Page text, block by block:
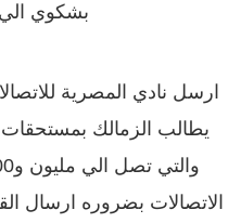
بشكوي الي
ارسل نادي المصرية
يطالب الزمالك
الاتصالات بضروره ارسال